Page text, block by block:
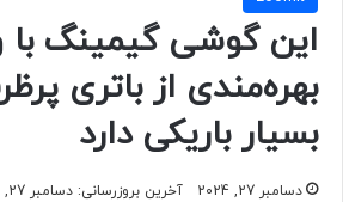
این گوشی گیمینگ با
بهره‌مندی از باتری
بسیار باریکی دارد
دسامبر 27, 2024 آخرین بروزرسانی: دسامبر 27, 2024